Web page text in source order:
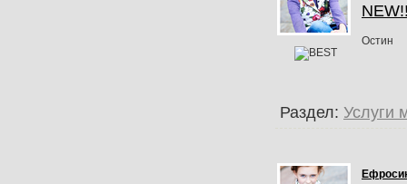
Остин
Раздел: Услуги